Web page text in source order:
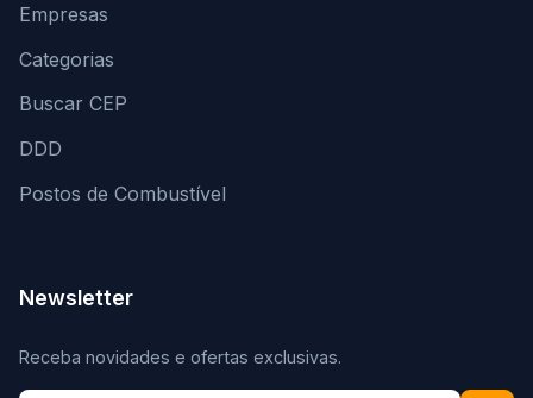
Empresas
Categorias
Buscar CEP
DDD
Postos de Combustível
Newsletter
Receba novidades e ofertas exclusivas.